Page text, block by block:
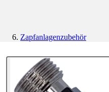
Zapfanlagenzubehör